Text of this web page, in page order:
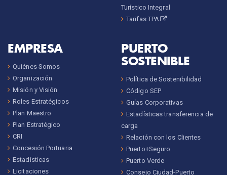
Turístico Integral
Tarifas TPA
EMPRESA
Quiénes Somos
Organización
Misión y Visión
Roles Estratégicos
Plan Maestro
Plan Estratégico
CRI
Concesión Portuaria
Estadísticas
Licitaciones
PUERTO
SOSTENIBLE
Política de Sostenibilidad
Código SEP
Guías Corporativas
Estadísticas transferencia de
carga
Relación con los Clientes
Puerto+Seguro
Puerto Verde
Consejo Ciudad-Puerto